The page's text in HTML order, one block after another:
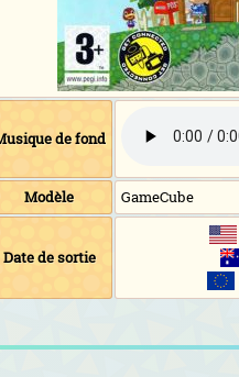
de fond
Modèle GameCube
Date de sortie